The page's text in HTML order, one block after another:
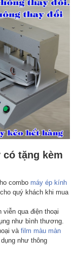
có tặng kèm
combo máy ép kính
quý khách khi mua
qua điện thoại
như bình thương.
và film màu màn
như thông